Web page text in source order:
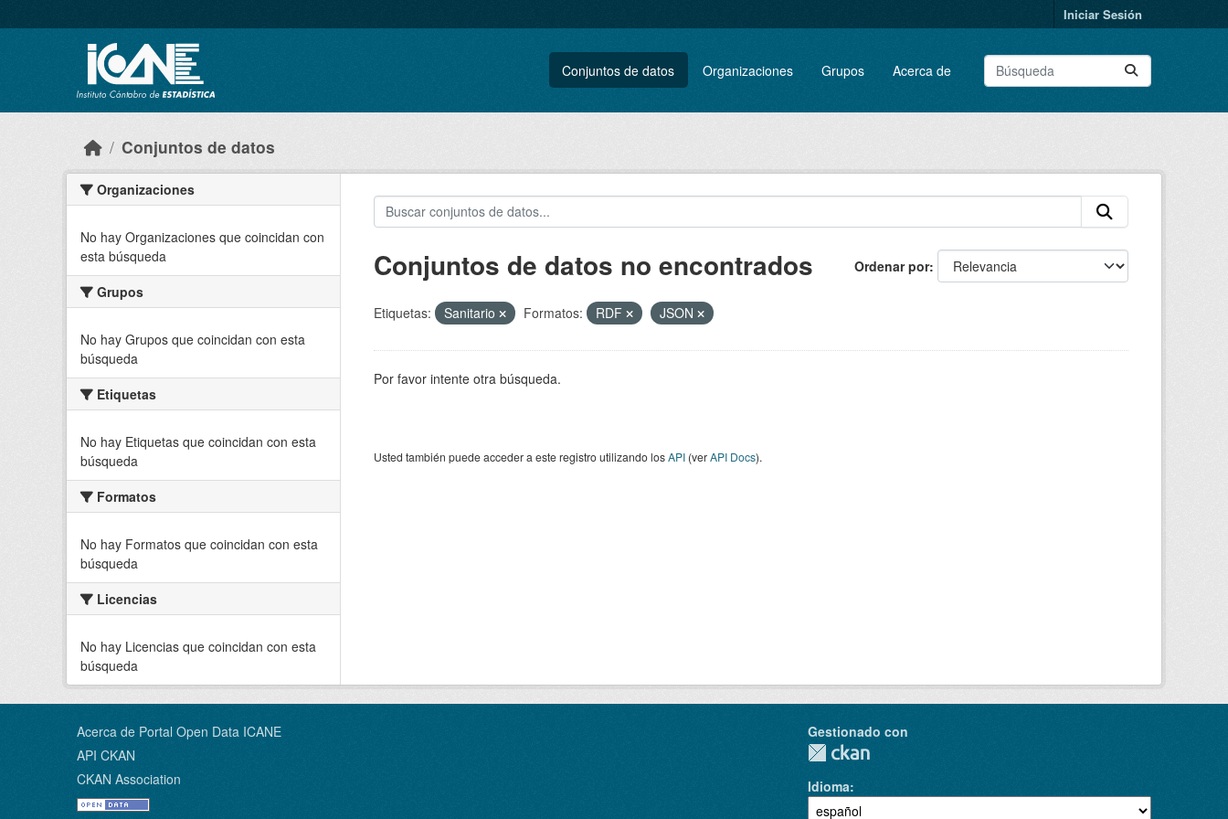
Iniciar Sesión
Conjuntos de datos Organizaciones Grupos Acerca de
Conjuntos de datos
Organizaciones
No hay Organizaciones que coincidan con
esta búsqueda
Grupos
No hay Grupos que coincidan con esta
búsqueda
Etiquetas
No hay Etiquetas que coincidan con esta
búsqueda
Formatos
No hay Formatos que coincidan con esta
búsqueda
Licencias
No hay Licencias que coincidan con esta
búsqueda
Ordenar por
Conjuntos de datos no encontrados
Etiquetas: Sanitario Formatos: RDF JSON
Por favor intente otra búsqueda.
Usted también puede acceder a este registro utilizando losAPI(verAPI Docs).
Acerca de Portal Open Data ICANE
API CKAN
CKAN Association
Gestionado con
Idioma